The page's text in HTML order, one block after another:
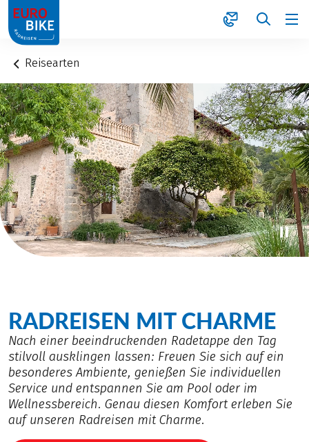
1
Reisearten
RADREISEN MIT CHARME
Nach einer beeindruckenden Radetappe den Tag
stilvoll ausklingen lassen: Freuen Sie sich auf ein
besonderes Ambiente, genießen Sie individuellen
Service und entspannen Sie am Pool oder im
Wellnessbereich. Genau diesen Komfort erleben Sie
auf unseren Radreisen mit Charme.